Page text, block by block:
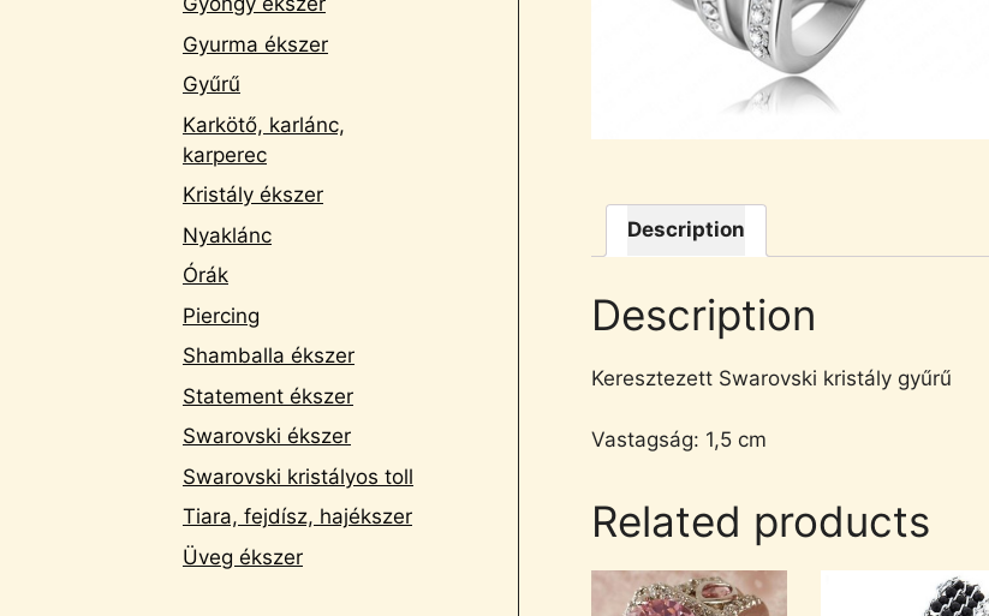
Description
Description
Keresztezett Swarovski kristály gyűrű
Vastagság: 1,5 cm
Related products
Gyurma ékszer
Gyűrű
Karkötő, karlánc,
karperec
Kristály ékszer
Nyaklánc
Órák
Piercing
Shamballa ékszer
Statement ékszer
Swarovski ékszer
Swarovski kristályos toll
Tiara, fejdísz, hajékszer
Üveg ékszer